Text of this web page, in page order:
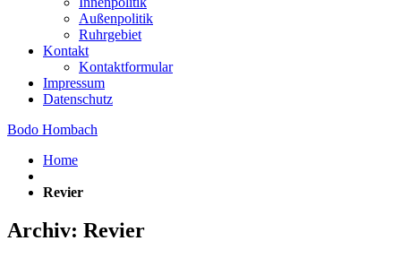
Außenpolitik
Ruhrgebiet
Kontakt
Kontaktformular
Impressum
Datenschutz
Bodo Hombach
Home
Revier
Archiv: Revier